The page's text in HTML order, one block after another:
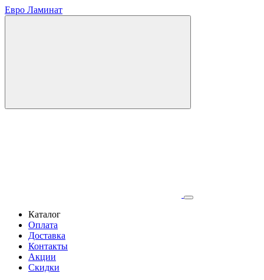
Евро Ламинат
Каталог
Оплата
Доставка
Контакты
Акции
Скидки